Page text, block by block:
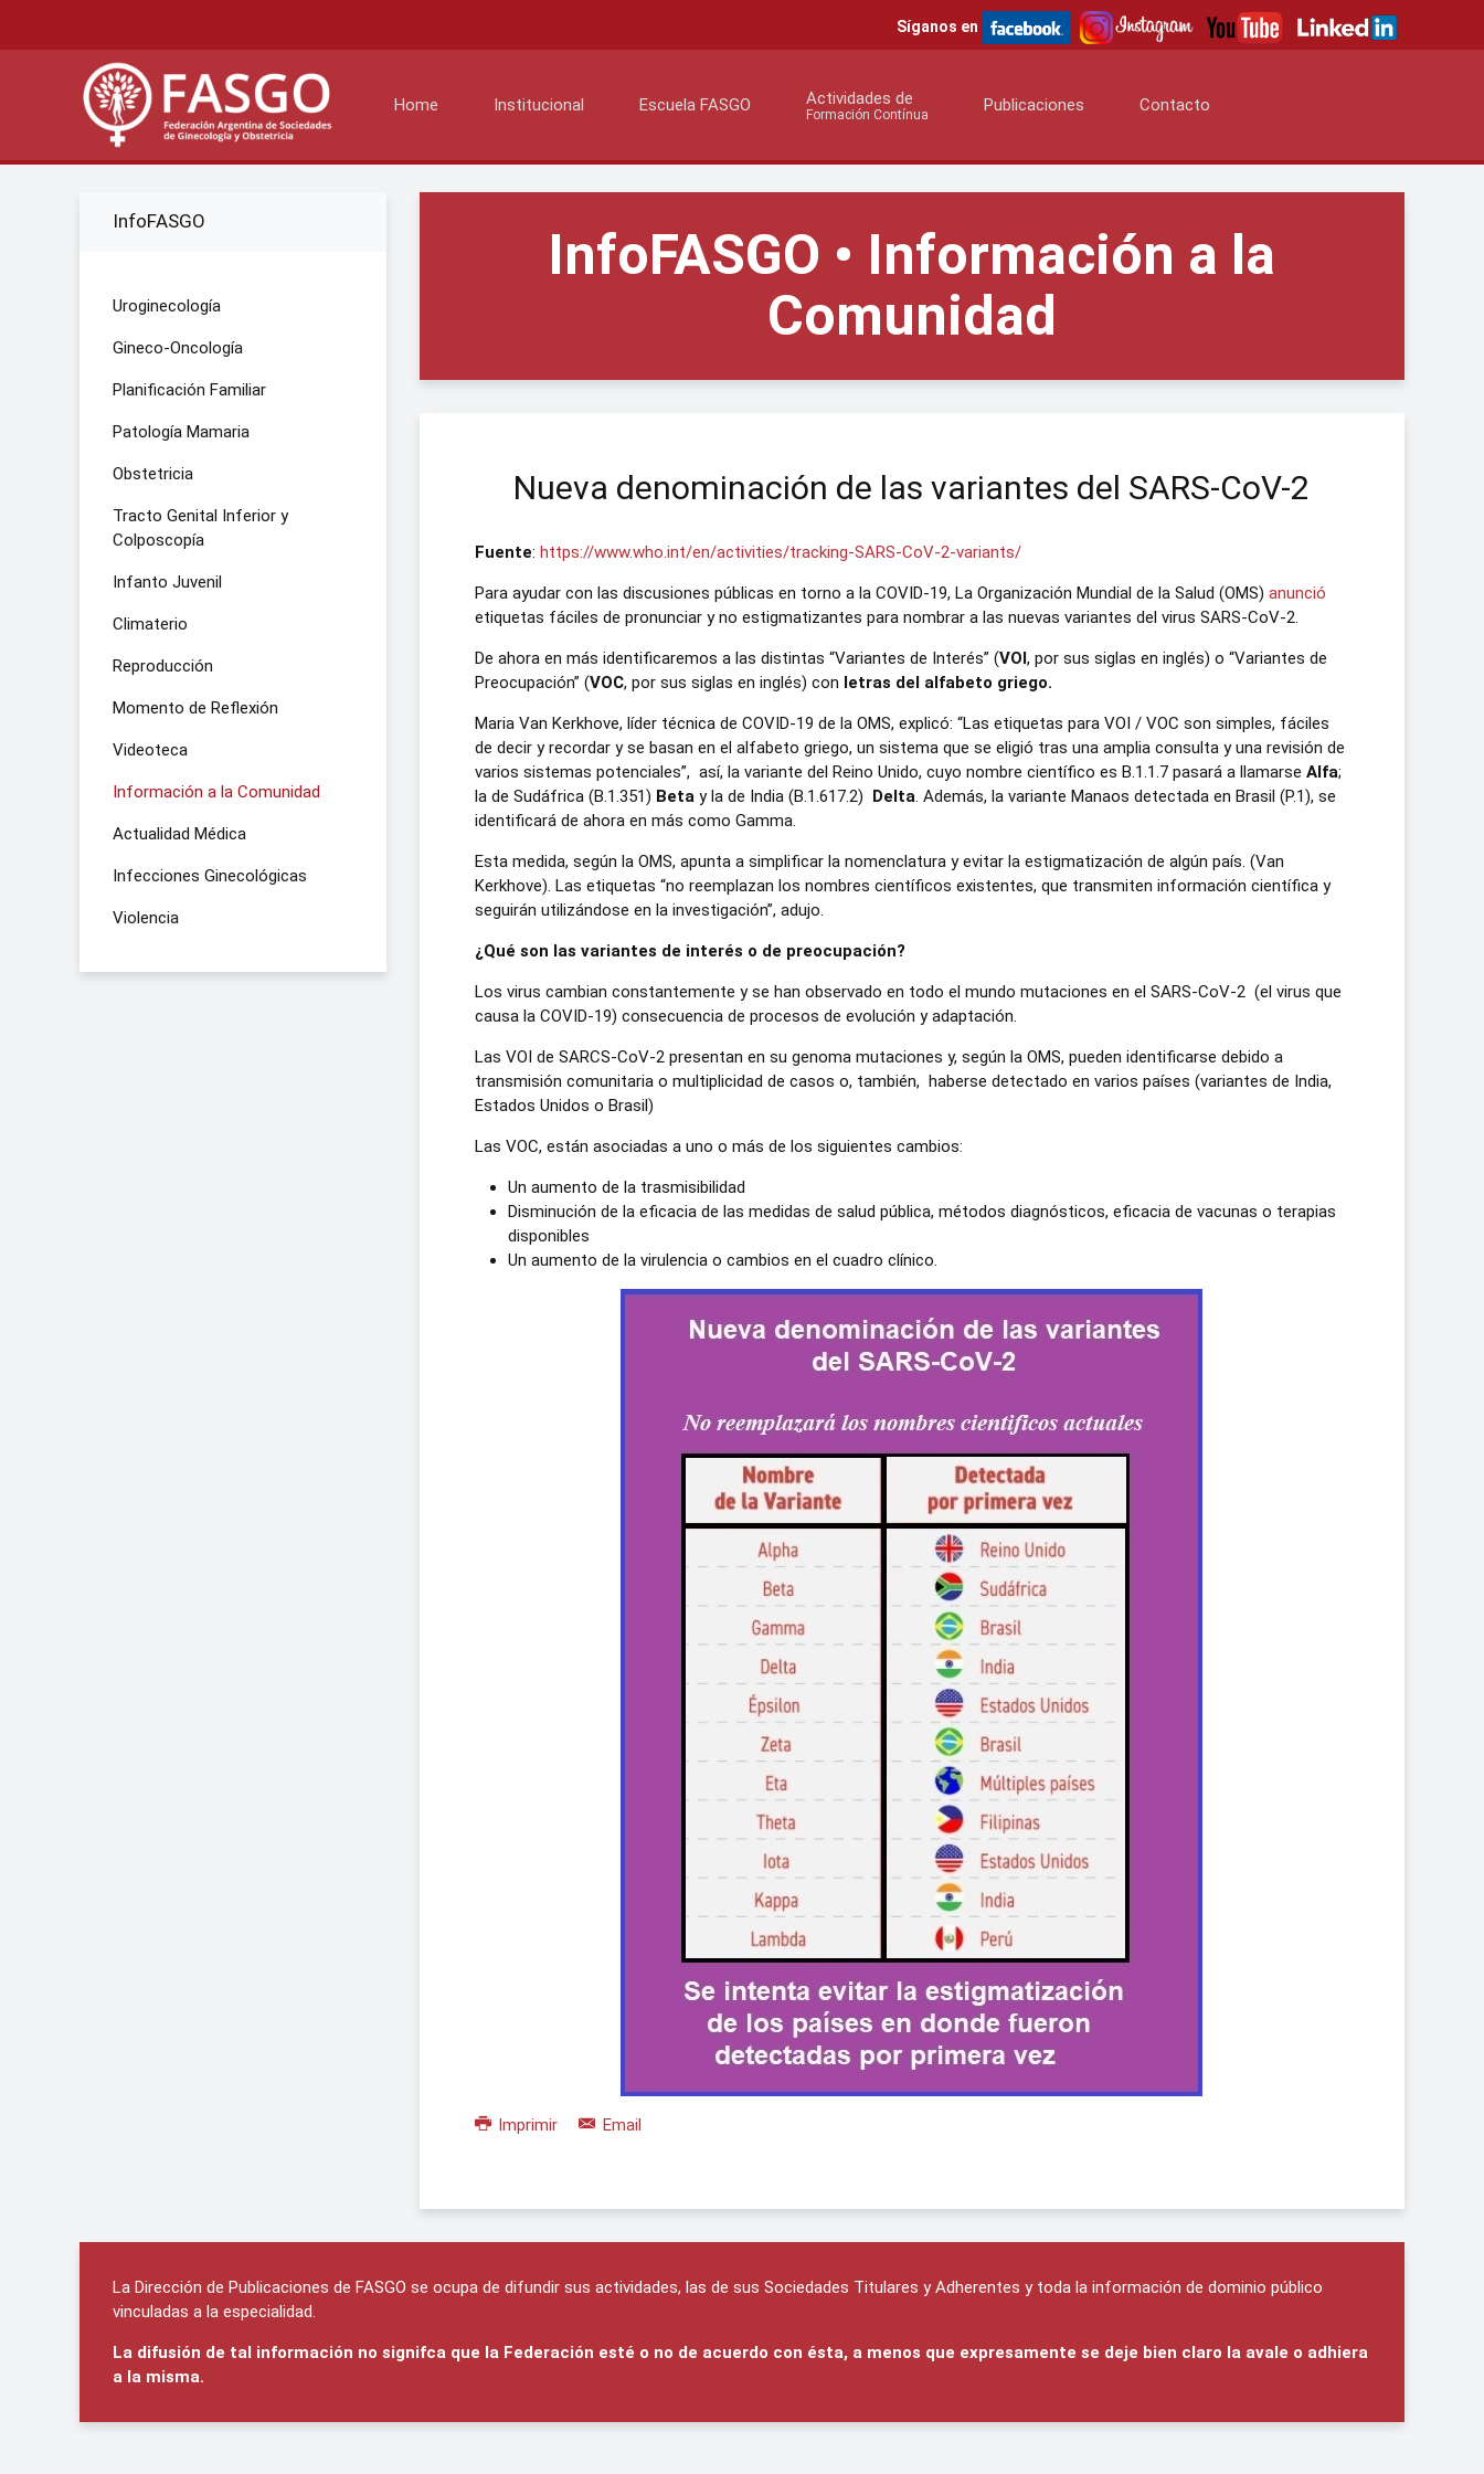
Síganos en
Home Institucional Escuela FASGO Actividades de
Formación Contínua Publicaciones Contacto
InfoFASGO • Información a la
Comunidad
Nueva denominación de las variantes del SARS-CoV-2
Fuente: https://www.who.int/en/activities/tracking-SARS-CoV-2-variants/
Para ayudar con las discusiones públicas en torno a la COVID-19, La Organización Mundial de la Salud (OMS) anunció
etiquetas fáciles de pronunciar y no estigmatizantes para nombrar a las nuevas variantes del virus SARS-CoV-2.
De ahora en más identificaremos a las distintas “Variantes de Interés” (VOI, por sus siglas en inglés) o “Variantes de
Preocupación” (VOC, por sus siglas en inglés) con letras del alfabeto griego.
Maria Van Kerkhove, líder técnica de COVID-19 de la OMS, explicó: “Las etiquetas para VOI / VOC son simples, fáciles
de decir y recordar y se basan en el alfabeto griego, un sistema que se eligió tras una amplia consulta y una revisión de
varios sistemas potenciales”, así, la variante del Reino Unido, cuyo nombre científico es B.1.1.7 pasará a llamarse Alfa;
la de Sudáfrica (B.1.351) Betay la de India (B.1.617.2) Delta. Además, la variante Manaos detectada en Brasil (P.1), se
identificará de ahora en más como Gamma.
Esta medida, según la OMS, apunta a simplificar la nomenclatura y evitar la estigmatización de algún país. (Van
Kerkhove). Las etiquetas “no reemplazan los nombres científicos existentes, que transmiten información científica y
seguirán utilizándose en la investigación”, adujo.
¿Qué son las variantes de interés o de preocupación?
Los virus cambian constantemente y se han observado en todo el mundo mutaciones en el SARS-CoV-2 (el virus que
causa la COVID-19) consecuencia de procesos de evolución y adaptación.
Las VOI de SARCS-CoV-2 presentan en su genoma mutaciones y, según la OMS, pueden identificarse debido a
transmisión comunitaria o multiplicidad de casos o, también, haberse detectado en varios países (variantes de India,
Estados Unidos o Brasil)
Las VOC, están asociadas a uno o más de los siguientes cambios:
Un aumento de la trasmisibilidad
Disminución de la eficacia de las medidas de salud pública, métodos diagnósticos, eficacia de vacunas o terapias
disponibles
Un aumento de la virulencia o cambios en el cuadro clínico.
Imprimir Email
InfoFASGO
Uroginecología
Gineco-Oncología
Planificación Familiar
Patología Mamaria
Obstetricia
Tracto Genital Inferior y
Colposcopía
Infanto Juvenil
Climaterio
Reproducción
Momento de Reflexión
Videoteca
Información a la Comunidad
Actualidad Médica
Infecciones Ginecológicas
Violencia
La Dirección de Publicaciones de FASGO se ocupa de difundir sus actividades, las de sus Sociedades Titulares y Adherentes y toda la información de dominio público
vinculadas a la especialidad.
La difusión de tal información no signifca que la Federación esté o no de acuerdo con ésta, a menos que expresamente se deje bien claro la avale o adhiera
a la misma.